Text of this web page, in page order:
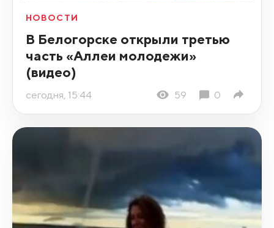
НОВОСТИ
В Белогорске открыли третью
часть «Аллеи молодежи»
(видео)
сегодня, 15:44 59 0